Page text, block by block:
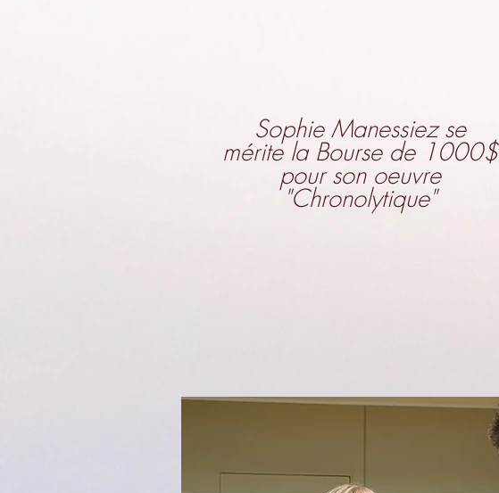
Sophie Manessiez se
mérite la Bourse de 1000$
pour son oeuvre
"Chronolytique"